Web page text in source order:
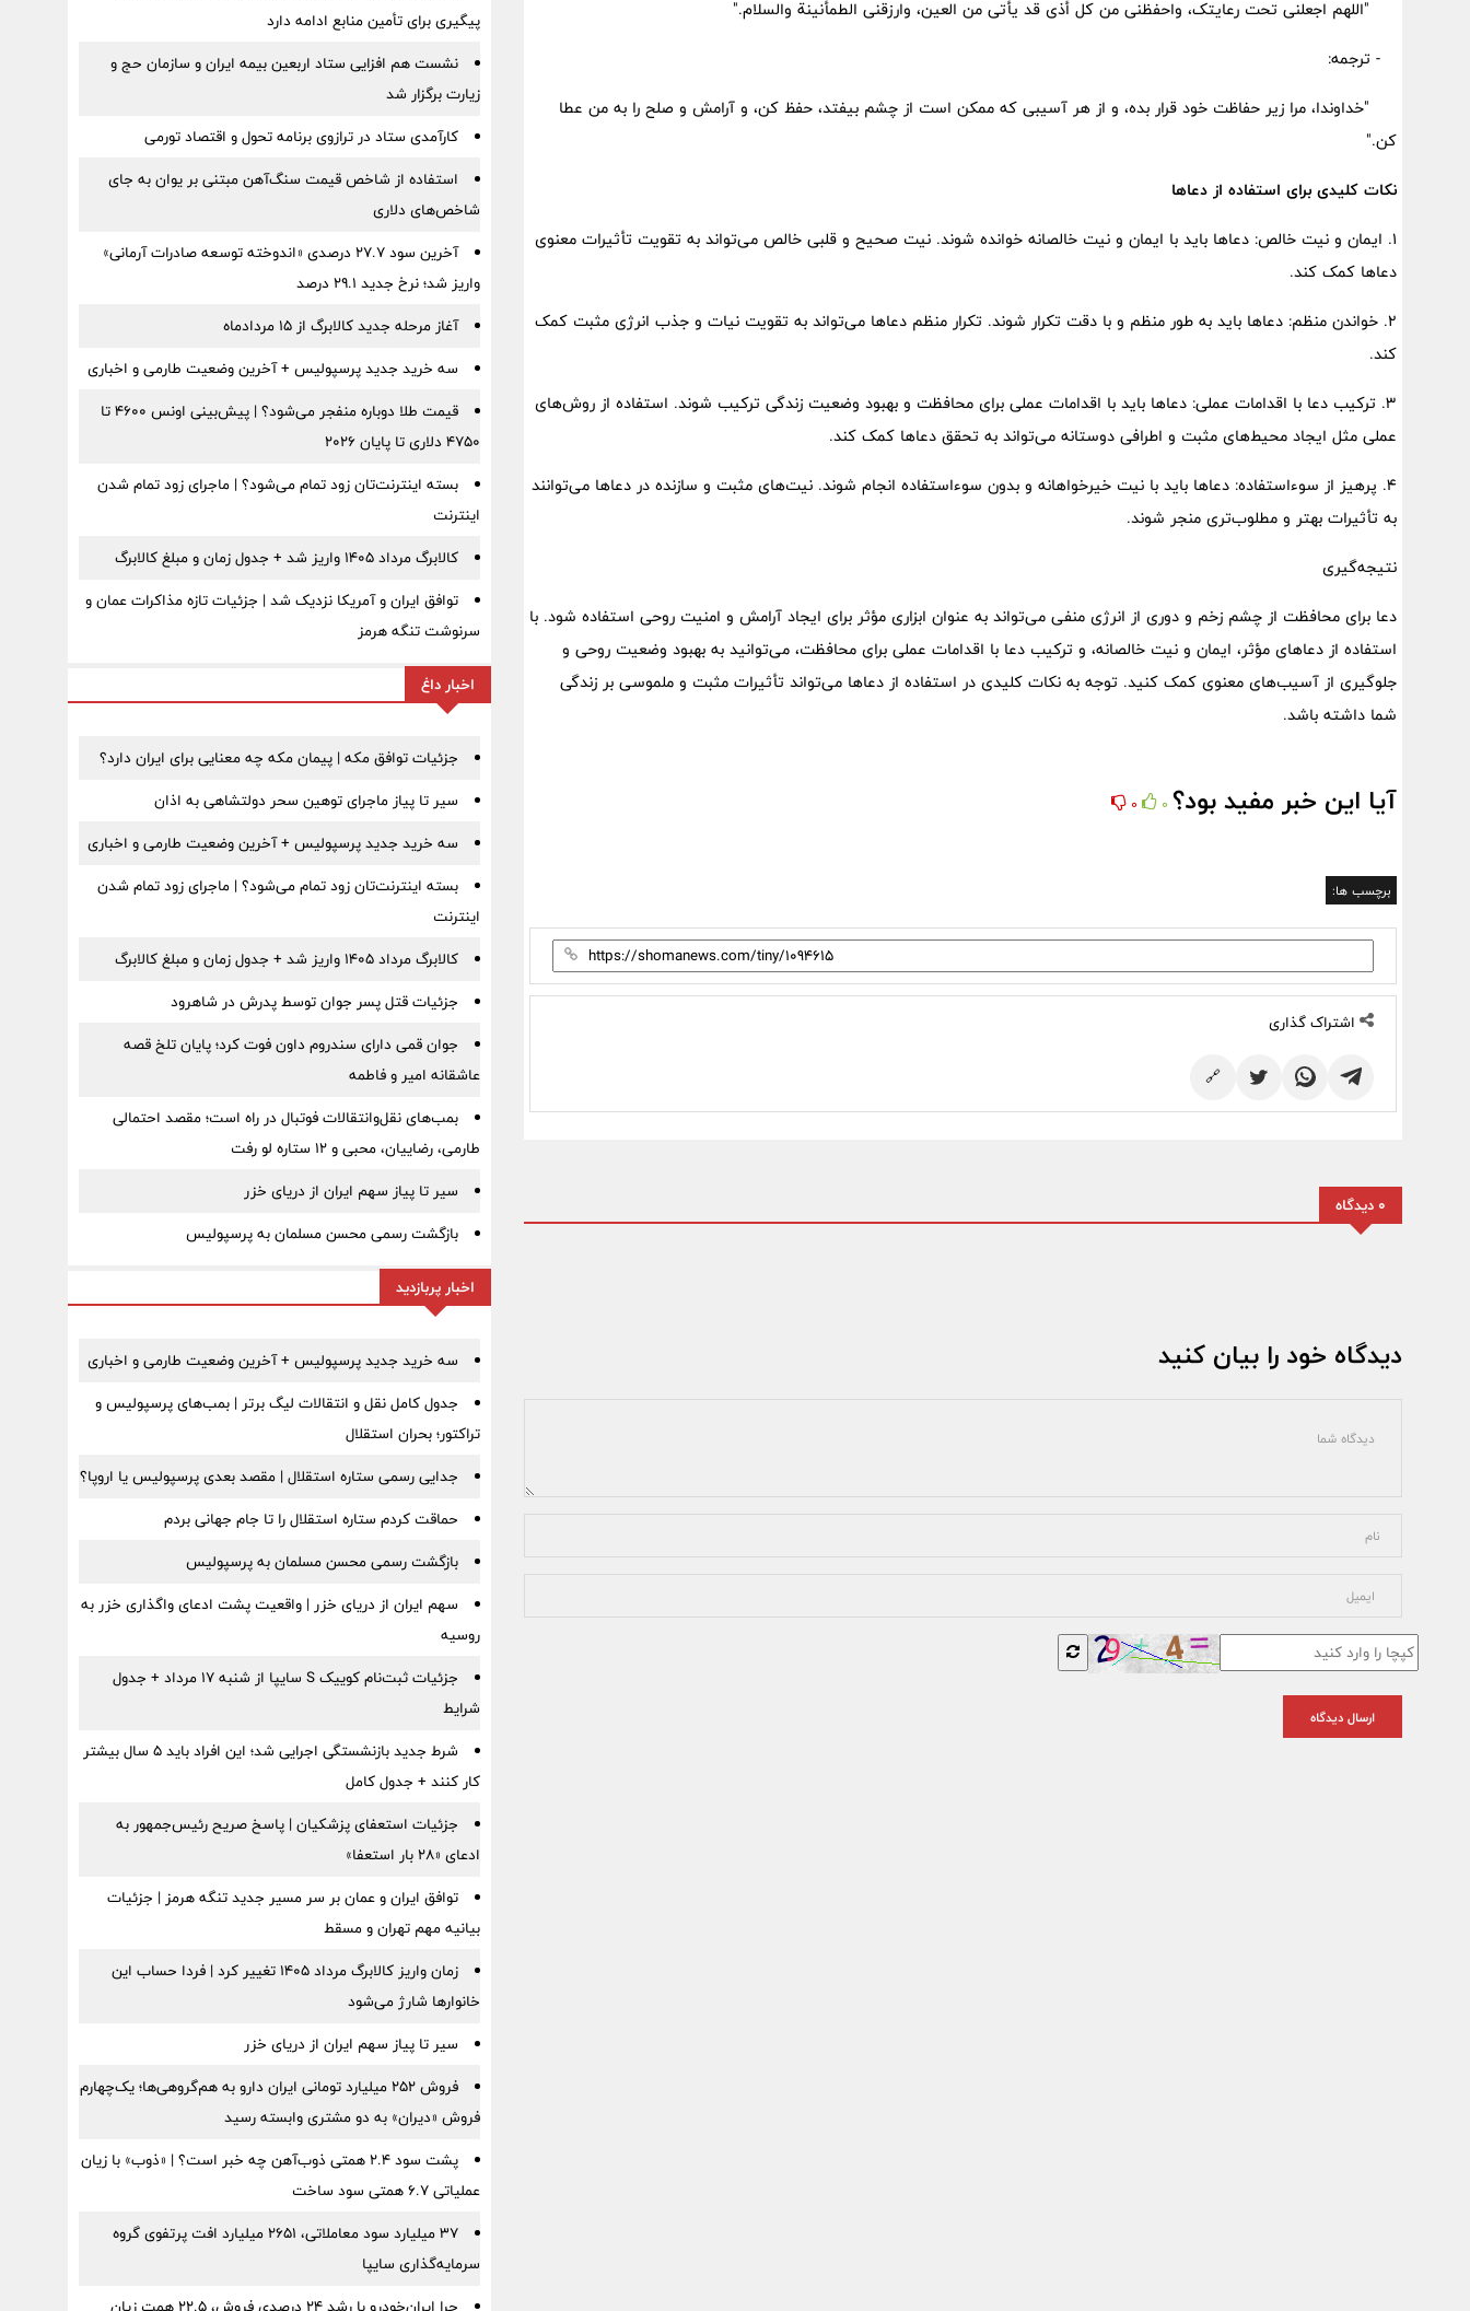
"اللهم اجعلنی تحت رعایتک، واحفظنی من کل أذى قد یأتی من العین، وارزقنی الطمأنینة والسلام."
- ترجمه:
"خداوندا، مرا زیر حفاظت خود قرار بده، و از هر آسیبی که ممکن است از چشم بیفتد، حفظ کن، و آرامش و صلح را به من عطا
کن."
نکات کلیدی برای استفاده از دعاها
1. ایمان و نیت خالص: دعاها باید با ایمان و نیت خالصانه خوانده شوند. نیت صحیح و قلبی خالص می‌تواند به تقویت تأثیرات معنوی
دعاها کمک کند.
2. خواندن منظم: دعاها باید به طور منظم و با دقت تکرار شوند. تکرار منظم دعاها می‌تواند به تقویت نیات و جذب انرژی مثبت کمک
کند.
3. ترکیب دعا با اقدامات عملی: دعاها باید با اقدامات عملی برای محافظت و بهبود وضعیت زندگی ترکیب شوند. استفاده از روش‌های
عملی مثل ایجاد محیط‌های مثبت و اطرافی دوستانه می‌تواند به تحقق دعاها کمک کند.
4. پرهیز از سوءاستفاده: دعاها باید با نیت خیرخواهانه و بدون سوءاستفاده انجام شوند. نیت‌های مثبت و سازنده در دعاها می‌توانند
به تأثیرات بهتر و مطلوب‌تری منجر شوند.
نتیجه‌گیری
دعا برای محافظت از چشم زخم و دوری از انرژی منفی می‌تواند به عنوان ابزاری مؤثر برای ایجاد آرامش و امنیت روحی استفاده شود. با
استفاده از دعاهای مؤثر، ایمان و نیت خالصانه، و ترکیب دعا با اقدامات عملی برای محافظت، می‌توانید به بهبود وضعیت روحی و
جلوگیری از آسیب‌های معنوی کمک کنید. توجه به نکات کلیدی در استفاده از دعاها می‌تواند تأثیرات مثبت و ملموسی بر زندگی
شما داشته باشد.
آیا این خبر مفید بود؟ 0
0
برچسب ها:
اشتراک گذاری
🔗
0 دیدگاه
دیدگاه خود را بیان کنید
ارسال دیدگاه
پیگیری برای تأمین منابع ادامه دارد
نشست هم افزایی ستاد اربعین بیمه ایران و سازمان حج و
زیارت برگزار شد
کارآمدی ستاد در ترازوی برنامه تحول و اقتصاد تورمی
استفاده از شاخص قیمت سنگ‌آهن مبتنی بر یوان به جای
شاخص‌های دلاری
آخرین سود ۲۷.۷ درصدی «اندوخته توسعه صادرات آرمانی»
واریز شد؛ نرخ جدید ۲۹.۱ درصد
آغاز مرحله جدید کالابرگ از ۱۵ مردادماه
سه خرید جدید پرسپولیس + آخرین وضعیت طارمی و اخباری
قیمت طلا دوباره منفجر می‌شود؟ | پیش‌بینی اونس ۴۶۰۰ تا
۴۷۵۰ دلاری تا پایان ۲۰۲۶
بسته اینترنت‌تان زود تمام می‌شود؟ | ماجرای زود تمام شدن
اینترنت
کالابرگ مرداد ۱۴۰۵ واریز شد + جدول زمان و مبلغ کالابرگ
توافق ایران و آمریکا نزدیک شد | جزئیات تازه مذاکرات عمان و
سرنوشت تنگه هرمز
اخبار داغ
جزئیات توافق مکه | پیمان مکه چه معنایی برای ایران دارد؟
سیر تا پیاز ماجرای توهین سحر دولتشاهی به اذان
سه خرید جدید پرسپولیس + آخرین وضعیت طارمی و اخباری
بسته اینترنت‌تان زود تمام می‌شود؟ | ماجرای زود تمام شدن
اینترنت
کالابرگ مرداد ۱۴۰۵ واریز شد + جدول زمان و مبلغ کالابرگ
جزئیات قتل پسر جوان توسط پدرش در شاهرود
جوان قمی دارای سندروم داون فوت کرد؛ پایان تلخ قصه
عاشقانه امیر و فاطمه
بمب‌های نقل‌وانتقالات فوتبال در راه است؛ مقصد احتمالی
طارمی، رضاییان، محبی و ۱۲ ستاره لو رفت
سیر تا پیاز سهم ایران از دریای خزر
بازگشت رسمی محسن مسلمان به پرسپولیس
اخبار پربازدید
سه خرید جدید پرسپولیس + آخرین وضعیت طارمی و اخباری
جدول کامل نقل و انتقالات لیگ برتر | بمب‌های پرسپولیس و
تراکتور؛ بحران استقلال
جدایی رسمی ستاره استقلال | مقصد بعدی پرسپولیس یا اروپا؟
حماقت کردم ستاره استقلال را تا جام جهانی بردم
بازگشت رسمی محسن مسلمان به پرسپولیس
سهم ایران از دریای خزر | واقعیت پشت ادعای واگذاری خزر به
روسیه
جزئیات ثبت‌نام کوییک S سایپا از شنبه ۱۷ مرداد + جدول
شرایط
شرط جدید بازنشستگی اجرایی شد؛ این افراد باید ۵ سال بیشتر
کار کنند + جدول کامل
جزئیات استعفای پزشکیان | پاسخ صریح رئیس‌جمهور به
ادعای «۲۸ بار استعفا»
توافق ایران و عمان بر سر مسیر جدید تنگه هرمز | جزئیات
بیانیه مهم تهران و مسقط
زمان واریز کالابرگ مرداد ۱۴۰۵ تغییر کرد | فردا حساب این
خانوارها شارژ می‌شود
سیر تا پیاز سهم ایران از دریای خزر
فروش ۲۵۲ میلیارد تومانی ایران دارو به هم‌گروهی‌ها؛ یک‌چهارم
فروش «دیران» به دو مشتری وابسته رسید
پشت سود ۲.۴ همتی ذوب‌آهن چه خبر است؟ | «ذوب» با زیان
عملیاتی ۶.۷ همتی سود ساخت
۳۷ میلیارد سود معاملاتی، ۲۶۵۱ میلیارد افت پرتفوی گروه
سرمایه‌گذاری سایپا